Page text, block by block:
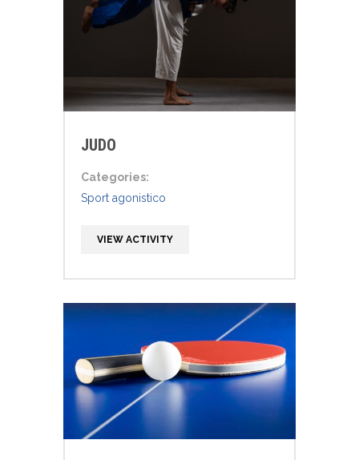
JUDO
Categories:
Sport agonistico
VIEW ACTIVITY